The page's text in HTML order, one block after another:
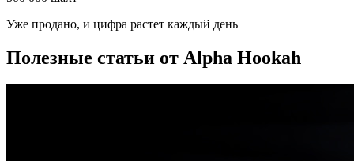
Уже продано, и цифра растет каждый день
Полезные статьи от Alpha Hookah